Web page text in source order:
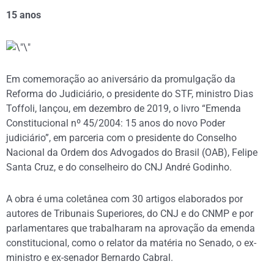
15 anos
Em comemoração ao aniversário da promulgação da
Reforma do Judiciário, o presidente do STF, ministro Dias
Toffoli, lançou, em dezembro de 2019, o livro “Emenda
Constitucional nº 45/2004: 15 anos do novo Poder
judiciário”, em parceria com o presidente do Conselho
Nacional da Ordem dos Advogados do Brasil (OAB), Felipe
Santa Cruz, e do conselheiro do CNJ André Godinho.
A obra é uma coletânea com 30 artigos elaborados por
autores de Tribunais Superiores, do CNJ e do CNMP e por
parlamentares que trabalharam na aprovação da emenda
constitucional, como o relator da matéria no Senado, o ex-
ministro e ex-senador Bernardo Cabral.